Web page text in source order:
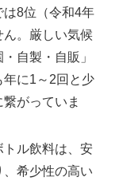
は8位（令和4年
。厳しい気候
自製・自販」
年に1～2回と少
がっていま
トル飲料は、安
希少性の高い